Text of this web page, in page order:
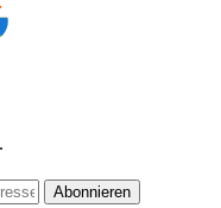
Abonnieren